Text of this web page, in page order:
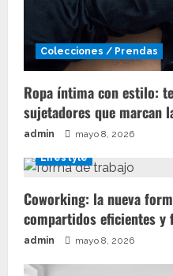
Colecciones / Prendas
Ropa íntima con estilo:
sujetadores que marcan
admin mayo 8, 2026
Lifestyle
Coworking: la nueva
compartidos eficientes y
admin mayo 8, 2026